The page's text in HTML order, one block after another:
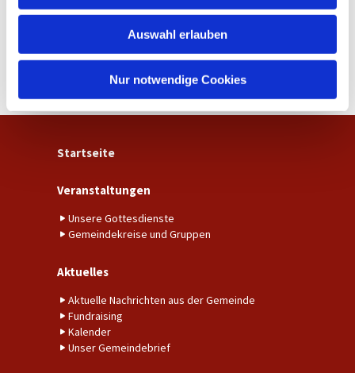
Auswahl erlauben
Nur notwendige Cookies
Startseite
Veranstaltungen
Unsere Gottesdienste
Gemeindekreise und Gruppen
Aktuelles
Aktuelle Nachrichten aus der Gemeinde
Fundraising
Kalender
Unser Gemeindebrief